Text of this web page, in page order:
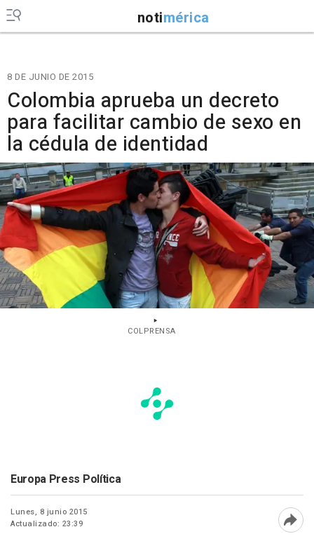
notimérica
8 DE JUNIO DE 2015
Colombia aprueba un decreto
para facilitar cambio de sexo en
la cédula de identidad
COLPRENSA
Europa Press Política
Lunes, 8 junio 2015
Actualizado: 23:39